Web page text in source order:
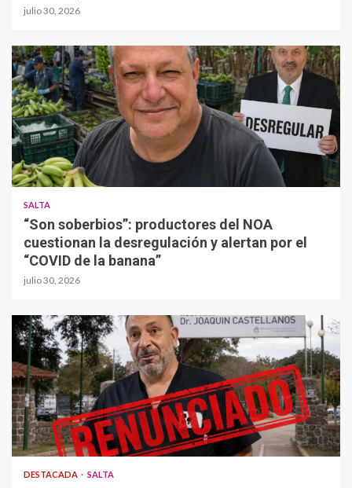
julio 30, 2026
SALTA
“Son soberbios”: productores del NOA
cuestionan la desregulación y alertan por el
“COVID de la banana”
julio 30, 2026
DESTACADA SALTA